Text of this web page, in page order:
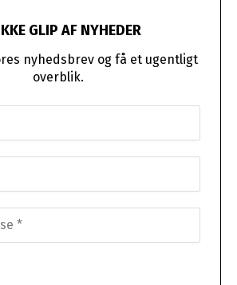
GLIP AF NYHEDER
nyhedsbrev og få et ugentligt
overblik.